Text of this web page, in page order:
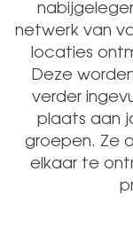
netwerk van
locaties
Deze
verder
plaats aan
groepen. Ze
elkaar te